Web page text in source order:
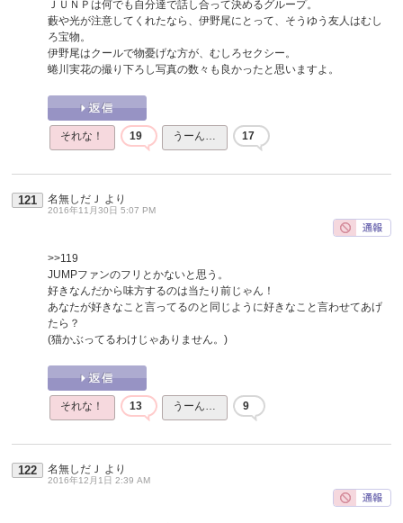
ＪＵＮＰは何でも自分達で話し合って決めるグループ。
藪や光が注意してくれたなら、伊野尾にとって、そうゆう友人はむし
ろ宝物。
伊野尾はクールで物憂げな方が、むしろセクシー。
蜷川実花の撮り下ろし写真の数々も良かったと思いますよ。
それな！ 19 うーん… 17
121 名無しだＪ より
2016年11月30日 5:07 PM
>>119
JUMPファンのフリとかないと思う。
好きなんだから味方するのは当たり前じゃん！
あなたが好きなこと言ってるのと同じように好きなこと言わせてあげ
たら？
(猫かぶってるわけじゃありません。)
それな！ 13 うーん… 9
122 名無しだＪ より
2016年12月1日 2:39 AM